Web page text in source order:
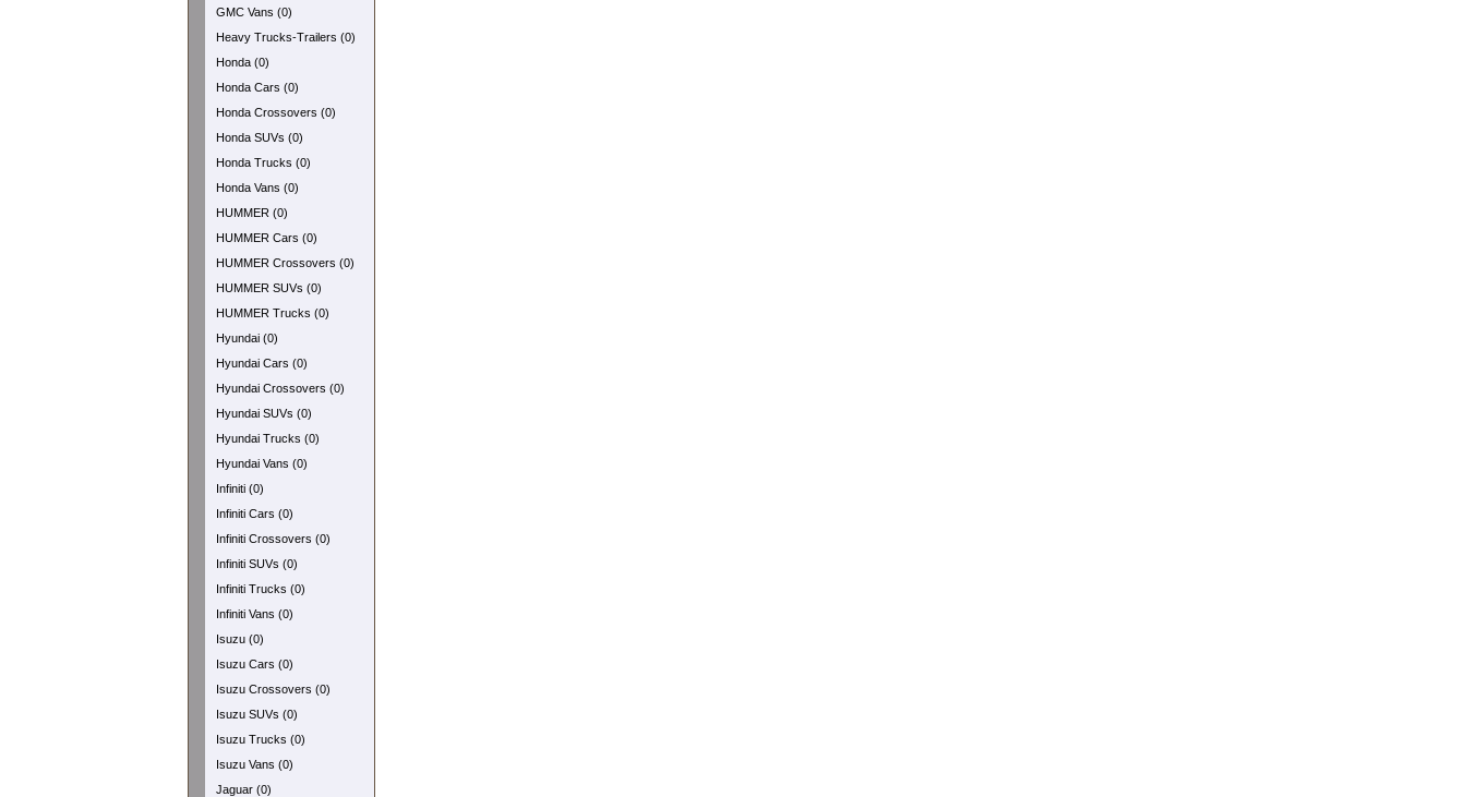
GMC Vans (0)
Heavy Trucks-Trailers (0)
Honda (0)
Honda Cars (0)
Honda Crossovers (0)
Honda SUVs (0)
Honda Trucks (0)
Honda Vans (0)
HUMMER (0)
HUMMER Cars (0)
HUMMER Crossovers (0)
HUMMER SUVs (0)
HUMMER Trucks (0)
Hyundai (0)
Hyundai Cars (0)
Hyundai Crossovers (0)
Hyundai SUVs (0)
Hyundai Trucks (0)
Hyundai Vans (0)
Infiniti (0)
Infiniti Cars (0)
Infiniti Crossovers (0)
Infiniti SUVs (0)
Infiniti Trucks (0)
Infiniti Vans (0)
Isuzu (0)
Isuzu Cars (0)
Isuzu Crossovers (0)
Isuzu SUVs (0)
Isuzu Trucks (0)
Isuzu Vans (0)
Jaguar (0)